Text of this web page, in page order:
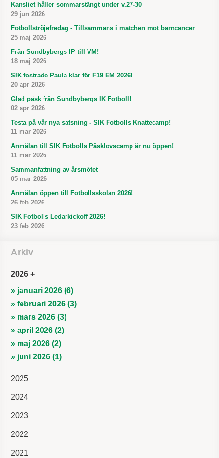
Kansliet håller sommarstängt under v.27-30
29 jun 2026
Fotbollströjefredag - Tillsammans i matchen mot barncancer
25 maj 2026
Från Sundbybergs IP till VM!
18 maj 2026
SIK-fostrade Paula klar för F19-EM 2026!
20 apr 2026
Glad påsk från Sundbybergs IK Fotboll!
02 apr 2026
Testa på vår nya satsning - SIK Fotbolls Knattecamp!
11 mar 2026
Anmälan till SIK Fotbolls Påsklovscamp är nu öppen!
11 mar 2026
Sammanfattning av årsmötet
05 mar 2026
Anmälan öppen till Fotbollsskolan 2026!
26 feb 2026
SIK Fotbolls Ledarkickoff 2026!
23 feb 2026
Arkiv
2026
» januari 2026 (6)
» februari 2026 (3)
» mars 2026 (3)
» april 2026 (2)
» maj 2026 (2)
» juni 2026 (1)
2025
2024
2023
2022
2021